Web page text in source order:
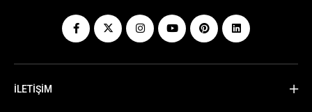
İLETİŞİM